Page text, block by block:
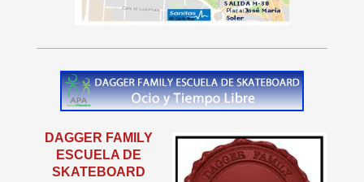
DAGGER FAMILY
ESCUELA DE
SKATEBOARD